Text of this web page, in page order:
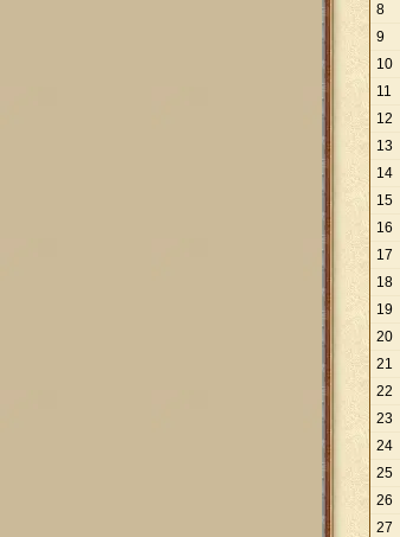
8
9
10
11
12
13
14
15
16
17
18
19
20
21
22
23
24
25
26
27